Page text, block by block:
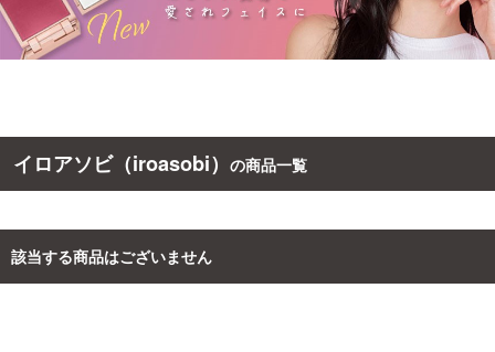
お問い合わせ
イロアソビ（iroasobi） の商品一覧
該当する商品はございません